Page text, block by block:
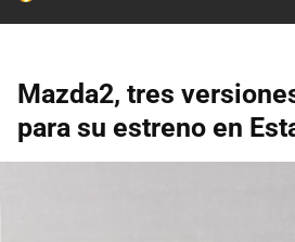
Mazda2, tres
para su estreno en